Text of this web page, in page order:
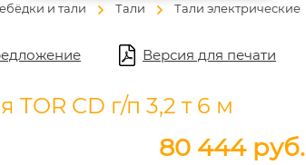
и тали Тали Тали электрические
Версия для печати
TOR CD г/п 3,2 т 6 м
80 444руб.